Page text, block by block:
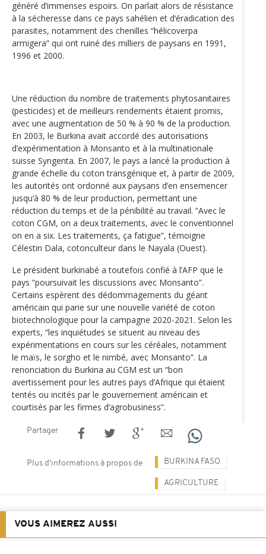
généré d’immenses espoirs. On parlait alors de résistance
à la sécheresse dans ce pays sahélien et d‘éradication des
parasites, notamment des chenilles “hélicoverpa
armigera” qui ont ruiné des milliers de paysans en 1991,
1996 et 2000.
Une réduction du nombre de traitements phytosanitaires
(pesticides) et de meilleurs rendements étaient promis,
avec une augmentation de 50 % à 90 % de la production.
En 2003, le Burkina avait accordé des autorisations
d’expérimentation à Monsanto et à la multinationale
suisse Syngenta. En 2007, le pays a lancé la production à
grande échelle du coton transgénique et, à partir de 2009,
les autorités ont ordonné aux paysans d’en ensemencer
jusqu‘à 80 % de leur production, permettant une
réduction du temps et de la pénibilité au travail. “Avec le
coton CGM, on a deux traitements, avec le conventionnel
on en a six. Les traitements, ça fatigue”, témoigne
Célestin Dala, cotonculteur dans le Nayala (Ouest).
Le président burkinabé a toutefois confié à l’AFP que le
pays “poursuivait les discussions avec Monsanto”.
Certains espèrent des dédommagements du géant
américain qui parie sur une nouvelle variété de coton
biotechnologique pour la campagne 2020-2021. Selon les
experts, “les inquiétudes se situent au niveau des
expérimentations en cours sur les céréales, notamment
le maïs, le sorgho et le nimbé, avec Monsanto”. La
renonciation du Burkina au CGM est un “bon
avertissement pour les autres pays d’Afrique qui étaient
tentés ou incités par le gouvernement américain et
courtisés par les firmes d’agrobusiness”.
Partager
Plus d'informations à propos de BURKINA FASO
AGRICULTURE
VOUS AIMEREZ AUSSI